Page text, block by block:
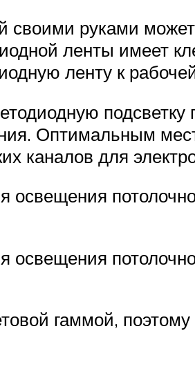
своими руками
ленты имеет
ленту к
Оптимальным
каналов для
гаммой,